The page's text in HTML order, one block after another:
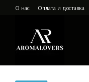
Перейти к основному
О нас Оплата и доставка